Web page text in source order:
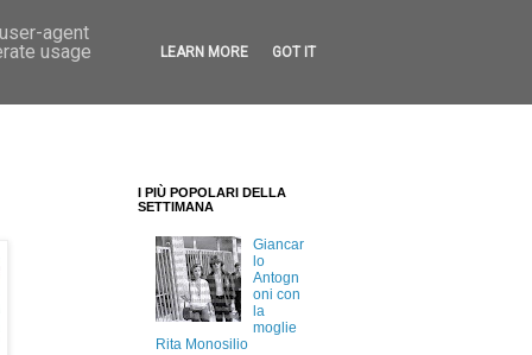
I PIÙ POPOLARI DELLA
SETTIMANA
Giancar
lo
Antogn
oni con
la
moglie
Rita Monosilio
agent
usage
LEARN MORE GOT IT